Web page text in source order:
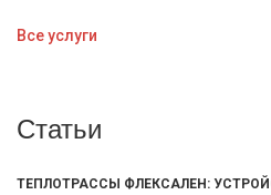
Все услуги
Статьи
ТЕПЛОТРАССЫ ФЛЕКСАЛЕН: